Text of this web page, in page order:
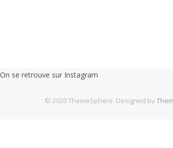
On se retrouve sur Instagram
© 2020 ThemeSphere. Designed by